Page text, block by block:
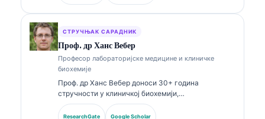
СТРУЧЊАК САРАДНИК
Проф. др Ханс Вебер
Професор лабораторијске медицине и клиничке
биохемије
Проф. др Ханс Вебер доноси 30+ година
стручности у клиничкој биохемији,
лабораторијској медицини и истраживању
биомаркера. Бивши председник Немачког
ResearchGate Google Scholar